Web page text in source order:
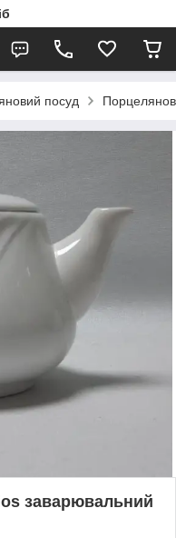
посуд
заварювальний